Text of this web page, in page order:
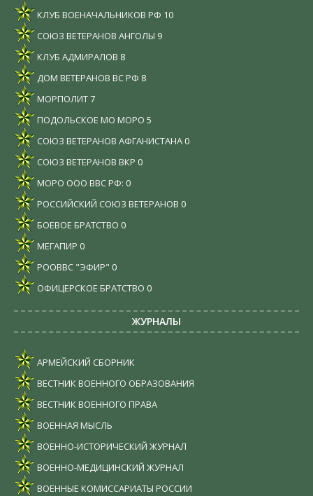
КЛУБ ВОЕНАЧАЛЬНИКОВ РФ 10
СОЮЗ ВЕТЕРАНОВ АНГОЛЫ 9
КЛУБ АДМИРАЛОВ 8
ДОМ ВЕТЕРАНОВ ВС РФ 8
МОРПОЛИТ7
ПОДОЛЬСКОЕ МО МОРО 5
СОЮЗ ВЕТЕРАНОВ АФГАНИСТАНА 0
СОЮЗ ВЕТЕРАНОВ ВКР 0
МОРО ООО ВВС РФ: 0
РОССИЙСКИЙ СОЮЗ ВЕТЕРАНОВ 0
БОЕВОЕ БРАТСТВО 0
МЕГАПИР 0
РООВВС "ЭФИР" 0
ОФИЦЕРСКОЕ БРАТСТВО 0
ЖУРНАЛЫ
АРМЕЙСКИЙ СБОРНИК
ВЕСТНИК ВОЕННОГО ОБРАЗОВАНИЯ
ВЕСТНИК ВОЕННОГО ПРАВА
ВОЕННАЯ МЫСЛЬ
ВОЕННО-ИСТОРИЧЕСКИЙ ЖУРНАЛ
ВОЕННО-МЕДИЦИНСКИЙ ЖУРНАЛ
ВОЕННЫЕ КОМИССАРИАТЫ РОССИИ